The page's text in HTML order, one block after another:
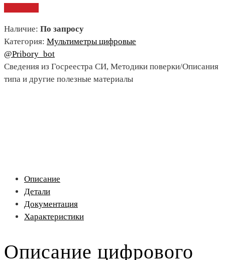
Наличие: По запросу
Категория: Мультиметры цифровые
@Pribory_bot
Сведения из Госреестра СИ, Методики поверки/Описания
типа и другие полезные материалы
Описание
Детали
Документация
Характеристики
Описание цифрового